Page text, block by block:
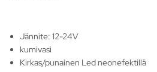
Jännite: 12-24V
kumivasi
Kirkas/punainen Led neonefektillä